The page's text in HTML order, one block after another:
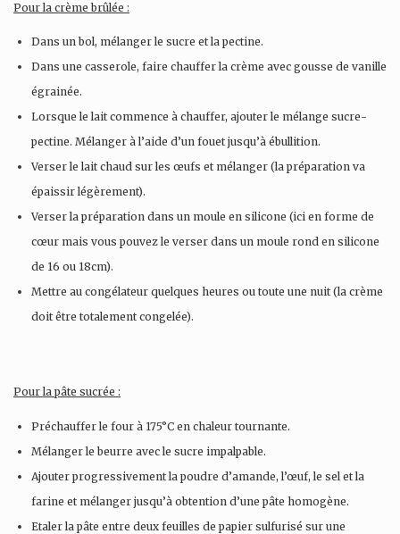
Pour la crème brûlée :
Dans un bol, mélanger le sucre et la pectine.
Dans une casserole, faire chauffer la crème avec gousse de vanille
égrainée.
Lorsque le lait commence à chauffer, ajouter le mélange sucre-
pectine. Mélanger à l’aide d’un fouet jusqu’à ébullition.
Verser le lait chaud sur les œufs et mélanger (la préparation va
épaissir légèrement).
Verser la préparation dans un moule en silicone (ici en forme de
cœur mais vous pouvez le verser dans un moule rond en silicone
de 16 ou 18cm).
Mettre au congélateur quelques heures ou toute une nuit (la crème
doit être totalement congelée).
Pour la pâte sucrée :
Préchauffer le four à 175°C en chaleur tournante.
Mélanger le beurre avec le sucre impalpable.
Ajouter progressivement la poudre d’amande, l’œuf, le sel et la
farine et mélanger jusqu’à obtention d’une pâte homogène.
Etaler la pâte entre deux feuilles de papier sulfurisé sur une